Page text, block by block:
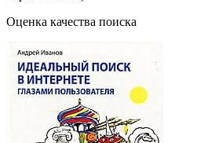
Оценка качества поиска